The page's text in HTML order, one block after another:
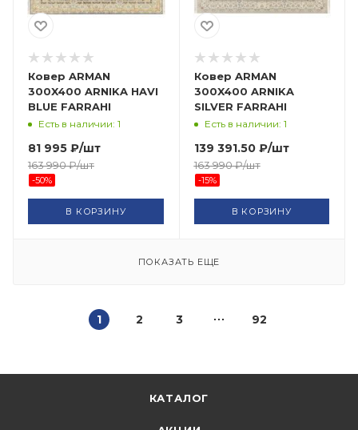
Ковер ARMAN
300X400 ARNIKA HAVI
BLUE FARRAHI
Есть в наличии: 1
81 995 ₽/шт
163 990₽/шт
-50%
В КОРЗИНУ
Ковер ARMAN
300X400 ARNIKA
SILVER FARRAHI
Есть в наличии: 1
139 391.50₽/шт
163 990₽/шт
-15%
В КОРЗИНУ
ПОКАЗАТЬ ЕЩЕ
1 2 3 92
КАТАЛОГ